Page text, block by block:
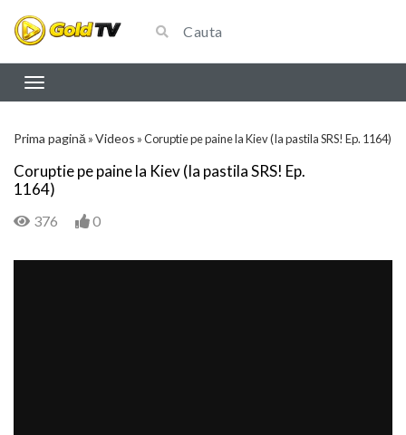
Prima pagină »Videos »Coruptie pe paine la Kiev (Ia pastila SRS! Ep. 1164)
Coruptie pe paine la Kiev (Ia pastila SRS! Ep.
1164)
376 0